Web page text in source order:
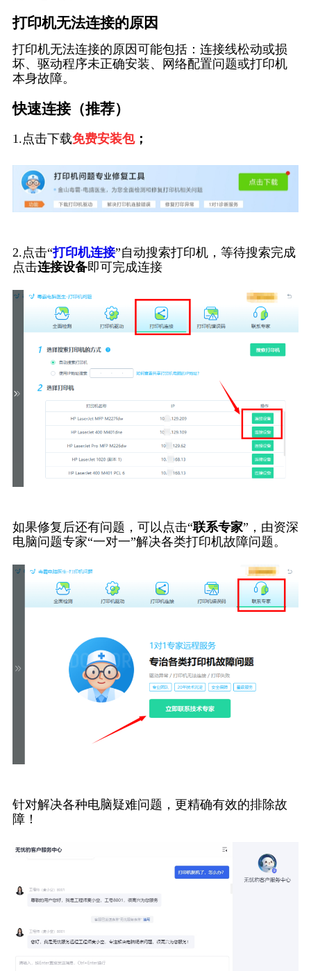
打印机无法连接的原因
打印机无法连接的原因可能包括：连接线松动或损
坏、驱动程序未正确安装、网络配置问题或打印机
本身故障。
快速连接（推荐）
1.点击下载免费安装包；
2.点击“打印机连接”自动搜索打印机，等待搜索完成
点击连接设备即可完成连接
如果修复后还有问题，可以点击“联系专家”，由资深
电脑问题专家“一对一”解决各类打印机故障问题。
针对解决各种电脑疑难问题，更精确有效的排除故
障！